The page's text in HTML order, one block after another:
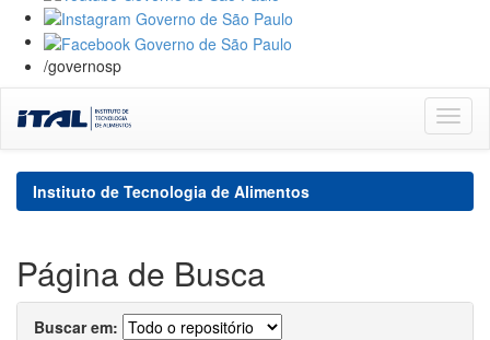
/governosp
navigation
Instituto de Tecnologia de Alimentos
Página de Busca
Buscar em: